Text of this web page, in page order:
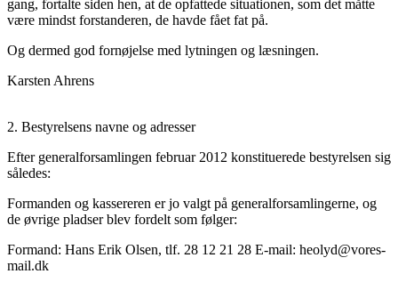
gang, fortalte siden hen, at de opfattede situationen, som det måtte
være mindst forstanderen, de havde fået fat på.
Og dermed god fornøjelse med lytningen og læsningen.
Karsten Ahrens
2. Bestyrelsens navne og adresser
Efter generalforsamlingen februar 2012 konstituerede bestyrelsen sig
således:
Formanden og kassereren er jo valgt på generalforsamlingerne, og
de øvrige pladser blev fordelt som følger:
Formand: Hans Erik Olsen, tlf. 28 12 21 28 E-mail: heolyd@vores-
mail.dk